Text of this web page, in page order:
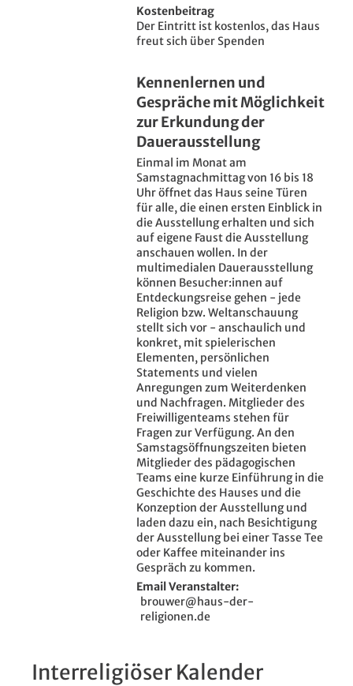
Kostenbeitrag
Der Eintritt ist kostenlos, das Haus
freut sich über Spenden
Kennenlernen und
Gespräche mit Möglichkeit
zur Erkundung der
Dauerausstellung
Einmal im Monat am
Samstagnachmittag von 16 bis 18
Uhr öffnet das Haus seine Türen
für alle, die einen ersten Einblick in
die Ausstellung erhalten und sich
auf eigene Faust die Ausstellung
anschauen wollen. In der
multimedialen Dauerausstellung
können Besucher:innen auf
Entdeckungsreise gehen - jede
Religion bzw. Weltanschauung
stellt sich vor - anschaulich und
konkret, mit spielerischen
Elementen, persönlichen
Statements und vielen
Anregungen zum Weiterdenken
und Nachfragen. Mitglieder des
Freiwilligenteams stehen für
Fragen zur Verfügung. An den
Samstagsöffnungszeiten bieten
Mitglieder des pädagogischen
Teams eine kurze Einführung in die
Geschichte des Hauses und die
Konzeption der Ausstellung und
laden dazu ein, nach Besichtigung
der Ausstellung bei einer Tasse Tee
oder Kaffee miteinander ins
Gespräch zu kommen.
Email Veranstalter
brouwer@haus-der-
religionen.de
Interreligiöser Kalender